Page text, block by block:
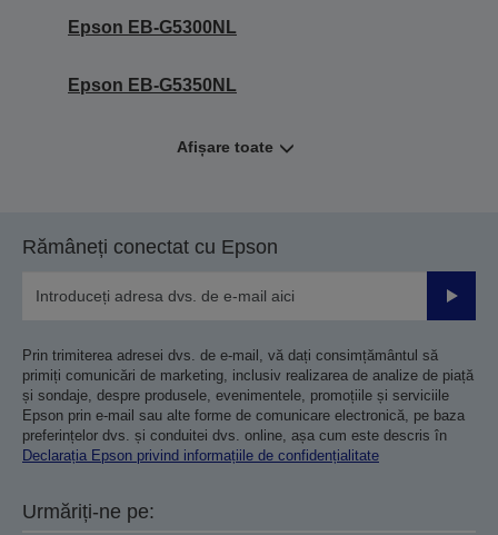
Epson EB-G5300NL
Epson EB-G5350NL
Afișare toate
Rămâneți conectat cu Epson
Prin trimiterea adresei dvs. de e-mail, vă dați consimțământul să
primiți comunicări de marketing, inclusiv realizarea de analize de piață
și sondaje, despre produsele, evenimentele, promoțiile și serviciile
Epson prin e-mail sau alte forme de comunicare electronică, pe baza
preferințelor dvs. și conduitei dvs. online, așa cum este descris în
Declarația Epson privind informațiile de confidențialitate
Urmăriți-ne pe: